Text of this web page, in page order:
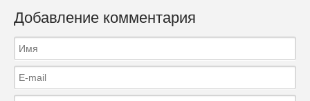
Добавление комментария